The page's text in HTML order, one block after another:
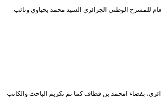
للمسرح الوطني الجزائري السيد محمد يحياوي ونائب
الوطني الجزائري، بفضاء امحمد بن قطاف كما تم تكريم الباحث والكاتب